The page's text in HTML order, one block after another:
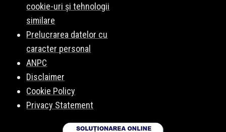
cookie-uri și tehnologii
similare
Prelucrarea datelor cu
caracter personal
ANPC
Disclaimer
Cookie Policy
Privacy Statement